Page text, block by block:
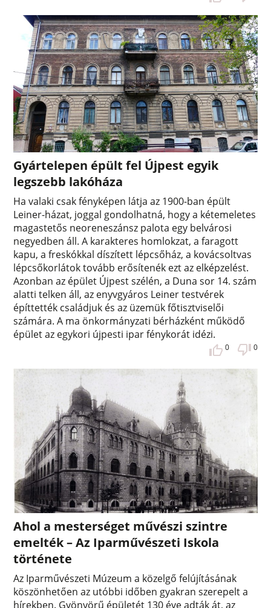
Gyártelepen épült fel Újpest egyik
legszebb lakóháza
Ha valaki csak fényképen látja az 1900-ban épült
Leiner-házat, joggal gondolhatná, hogy a kétemeletes
magastetős neoreneszánsz palota egy belvárosi
negyedben áll. A karakteres homlokzat, a faragott
kapu, a freskókkal díszített lépcsőház, a kovácsoltvas
lépcsőkorlátok tovább erősítenék ezt az elképzelést.
Azonban az épület Újpest szélén, a Duna sor 14. szám
alatti telken áll, az enyvgyáros Leiner testvérek
építtették családjuk és az üzemük főtisztviselői
számára. A ma önkormányzati bérházként működő
épület az egykori újpesti ipar fénykorát idézi.
0 0
Ahol a mesterséget művészi szintre
emelték – Az Iparművészeti Iskola
története
Az Iparművészeti Múzeum a közelgő felújításának
köszönhetően az utóbbi időben gyakran szerepelt a
hírekben. Gyönyörű épületét 130 éve adták át, az